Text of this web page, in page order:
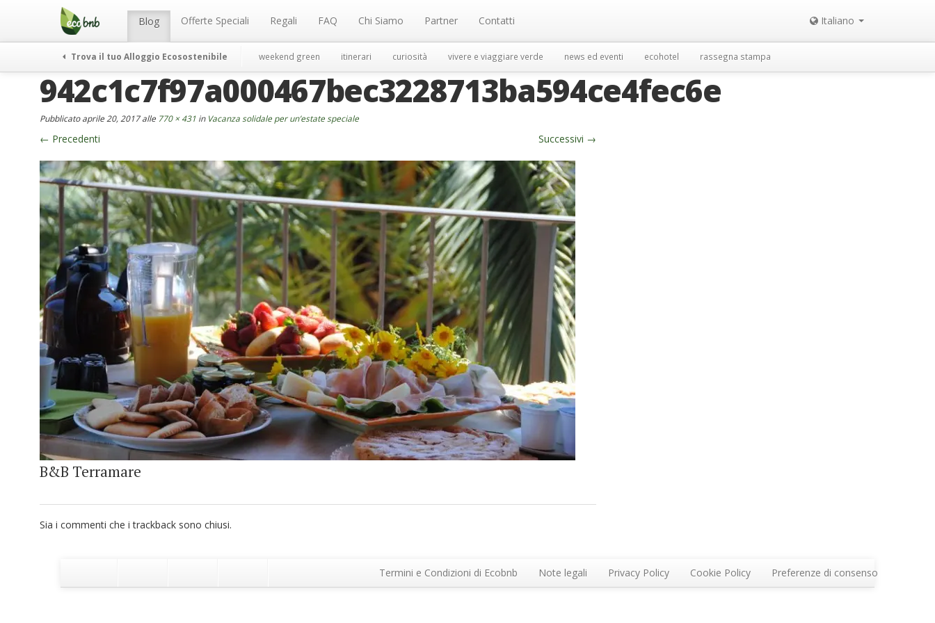
Menu Blog Offerte Speciali Regali FAQ Chi Siamo Partner Contatti Italiano
Trova il tuo Alloggio Ecosostenibile weekend green itinerari curiosità vivere e viaggiare verde news ed eventi ecohotel rassegna stampa
942c1c7f97a000467bec3228713ba594ce4fec6e
Pubblicatoaprile 20, 2017alle 770 × 431 in Vacanza solidale per un’estate speciale
← Precedenti Successivi →
B&B Terramare
Sia i commenti che i trackback sono chiusi.
Termini e Condizioni di Ecobnb Note legali Privacy Policy Cookie Policy Preferenze di consenso